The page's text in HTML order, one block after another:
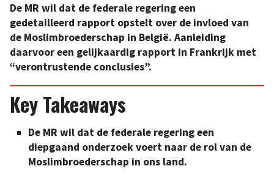
De MR wil dat de federale regering een
gedetailleerd rapport opstelt over de invloed van
de Moslimbroederschap in België. Aanleiding
daarvoor een gelijkaardig rapport in Frankrijk met
“verontrustende conclusies”.
Key Takeaways
De MR wil dat de federale regering een
diepgaand onderzoek voert naar de rol van de
Moslimbroederschap in ons land.